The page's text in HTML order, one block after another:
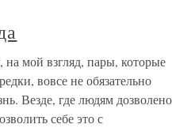
мой взгляд, пары, которые
вовсе не обязательно
Везде, где людям дозволено
себе это с